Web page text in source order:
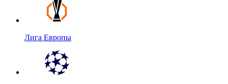
Лига Европы